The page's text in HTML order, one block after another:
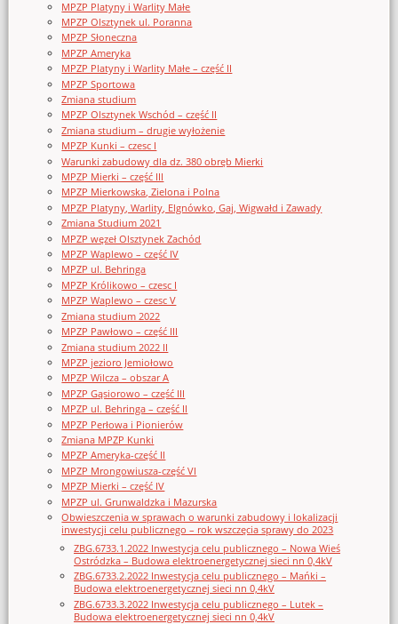
MPZP Platyny i Warlity Małe
MPZP Olsztynek ul. Poranna
MPZP Słoneczna
MPZP Ameryka
MPZP Platyny i Warlity Małe – część II
MPZP Sportowa
Zmiana studium
MPZP Olsztynek Wschód – część II
Zmiana studium – drugie wyłożenie
MPZP Kunki – czesc I
Warunki zabudowy dla dz. 380 obręb Mierki
MPZP Mierki – część III
MPZP Mierkowska, Zielona i Polna
MPZP Platyny, Warlity, Elgnówko, Gaj, Wigwałd i Zawady
Zmiana Studium 2021
MPZP węzeł Olsztynek Zachód
MPZP Waplewo – część IV
MPZP ul. Behringa
MPZP Królikowo – czesc I
MPZP Waplewo – czesc V
Zmiana studium 2022
MPZP Pawłowo – część III
Zmiana studium 2022 II
MPZP jezioro Jemiołowo
MPZP Wilcza – obszar A
MPZP Gąsiorowo – część III
MPZP ul. Behringa – część II
MPZP Perłowa i Pionierów
Zmiana MPZP Kunki
MPZP Ameryka-część II
MPZP Mrongowiusza-część VI
MPZP Mierki – część IV
MPZP ul. Grunwaldzka i Mazurska
Obwieszczenia w sprawach o warunki zabudowy i lokalizacji
inwestycji celu publicznego – rok wszczęcia sprawy do 2023
ZBG.6733.1.2022 Inwestycja celu publicznego – Nowa Wieś
Ostródzka – Budowa elektroenergetycznej sieci nn 0,4kV
ZBG.6733.2.2022 Inwestycja celu publicznego – Mańki –
Budowa elektroenergetycznej sieci nn 0,4kV
ZBG.6733.3.2022 Inwestycja celu publicznego – Lutek –
Budowa elektroenergetycznej sieci nn 0,4kV